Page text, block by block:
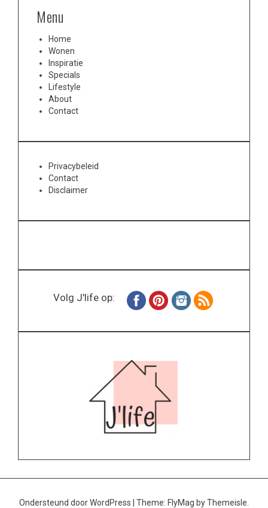
Menu
Home
Wonen
Inspiratie
Specials
Lifestyle
About
Contact
Privacybeleid
Contact
Disclaimer
Volg J'life op:
Ondersteund door WordPress Theme: FlyMag by Themeisle.